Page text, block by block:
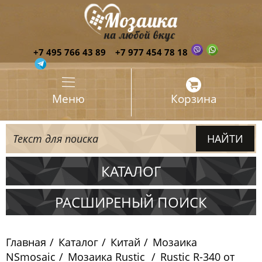
+7 495 766 43 89 +7 977 454 78 18
Меню Корзина
КАТАЛОГ
Испания
Китай
РАСШИРЕНЫЙ ПОИСК
Главная Каталог Китай
Мозаика
NSmosaic
Мозаика Rustic
Rustic R-340 от